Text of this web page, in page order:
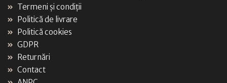
Termeni și condiții
Politică de livrare
Politică cookies
GDPR
Returnări
Contact